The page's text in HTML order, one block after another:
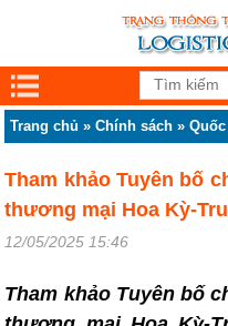
Trang chủ »Chính sách »
Tham khảo Tuyên bố
thương mại Hoa Kỳ-
12/05/2025 15:46
Tham khảo Tuyên bố